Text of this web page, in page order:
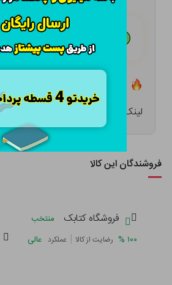
هـر قسط با تــرب‌پــی:
۴ قسط مــاهـانـه؛ بـدون سـود، چـک و ضـامـن
لینک کوتاه: sbp-57403
فروشندگان این کالا
فروشگاه کتابک
منتخب
۱۰۰ % رضایت از کالا | عملکرد عالی